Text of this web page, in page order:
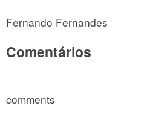
Fernando Fernandes
Comentários
comments